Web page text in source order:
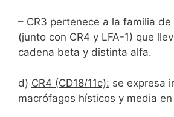
– CR3 pertenece a la familia de
(junto con CR4 y LFA-1) que
cadena beta y distinta alfa.
d) CR4 (CD18/11c): se expresa
macrófagos hísticos y media